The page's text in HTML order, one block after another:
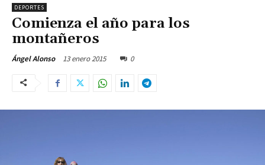
DEPORTES
Comienza el año para los
montañeros
Ángel Alonso 13 enero 2015 0